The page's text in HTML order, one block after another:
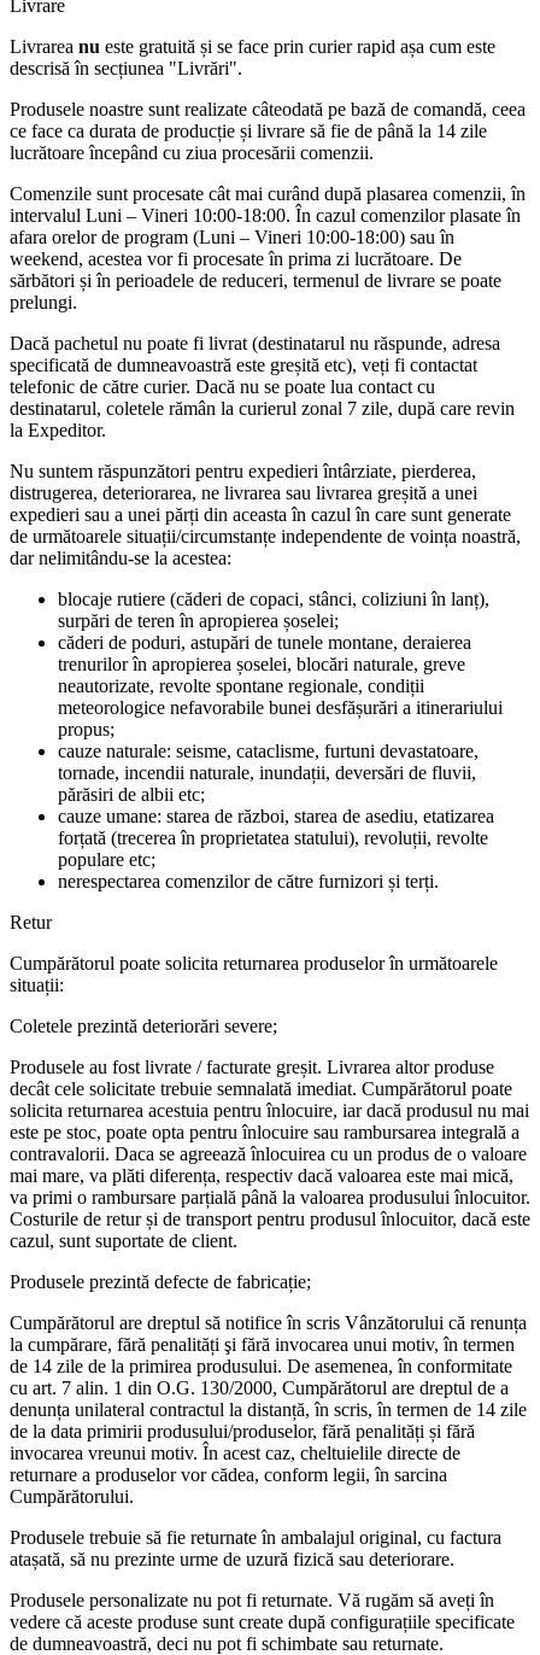
Livrare
Livrarea nu este gratuită și se face prin curier rapid așa cum este
descrisă în secțiunea "Livrări".
Produsele noastre sunt realizate câteodată pe bază de comandă, ceea
ce face ca durata de producție și livrare să fie de până la 14 zile
lucrătoare începând cu ziua procesării comenzii.
Comenzile sunt procesate cât mai curând după plasarea comenzii, în
intervalul Luni – Vineri 10:00-18:00. În cazul comenzilor plasate în
afara orelor de program (Luni – Vineri 10:00-18:00) sau în
weekend, acestea vor fi procesate în prima zi lucrătoare. De
sărbători și în perioadele de reduceri, termenul de livrare se poate
prelungi.
Dacă pachetul nu poate fi livrat (destinatarul nu răspunde, adresa
specificată de dumneavoastră este greșită etc), veți fi contactat
telefonic de către curier. Dacă nu se poate lua contact cu
destinatarul, coletele rămân la curierul zonal 7 zile, după care revin
la Expeditor.
Nu suntem răspunzători pentru expedieri întârziate, pierderea,
distrugerea, deteriorarea, ne livrarea sau livrarea greșită a unei
expedieri sau a unei părți din aceasta în cazul în care sunt generate
de următoarele situații/circumstanțe independente de voința noastră,
dar nelimitându-se la acestea:
blocaje rutiere (căderi de copaci, stânci, coliziuni în lanț),
surpări de teren în apropierea șoselei;
căderi de poduri, astupări de tunele montane, deraierea
trenurilor în apropierea șoselei, blocări naturale, greve
neautorizate, revolte spontane regionale, condiții
meteorologice nefavorabile bunei desfășurări a itinerariului
propus;
cauze naturale: seisme, cataclisme, furtuni devastatoare,
tornade, incendii naturale, inundații, deversări de fluvii,
părăsiri de albii etc;
cauze umane: starea de război, starea de asediu, etatizarea
forțată (trecerea în proprietatea statului), revoluții, revolte
populare etc;
nerespectarea comenzilor de către furnizori și terți.
Retur
Cumpărătorul poate solicita returnarea produselor în următoarele
situații:
Coletele prezintă deteriorări severe;
Produsele au fost livrate / facturate greșit. Livrarea altor produse
decât cele solicitate trebuie semnalată imediat. Cumpărătorul poate
solicita returnarea acestuia pentru înlocuire, iar dacă produsul nu mai
este pe stoc, poate opta pentru înlocuire sau rambursarea integrală a
contravalorii. Daca se agreează înlocuirea cu un produs de o valoare
mai mare, va plăti diferența, respectiv dacă valoarea este mai mică,
va primi o rambursare parțială până la valoarea produsului înlocuitor.
Costurile de retur și de transport pentru produsul înlocuitor, dacă este
cazul, sunt suportate de client.
Produsele prezintă defecte de fabricație;
Cumpărătorul are dreptul să notifice în scris Vânzătorului că renunța
la cumpărare, fără penalități şi fără invocarea unui motiv, în termen
de 14 zile de la primirea produsului. De asemenea, în conformitate
cu art. 7 alin. 1 din O.G. 130/2000, Cumpărătorul are dreptul de a
denunța unilateral contractul la distanță, în scris, în termen de 14 zile
de la data primirii produsului/produselor, fără penalități și fără
invocarea vreunui motiv. În acest caz, cheltuielile directe de
returnare a produselor vor cădea, conform legii, în sarcina
Cumpărătorului.
Produsele trebuie să fie returnate în ambalajul original, cu factura
atașată, să nu prezinte urme de uzură fizică sau deteriorare.
Produsele personalizate nu pot fi returnate. Vă rugăm să aveți în
vedere că aceste produse sunt create după configurațiile specificate
de dumneavoastră, deci nu pot fi schimbate sau returnate.